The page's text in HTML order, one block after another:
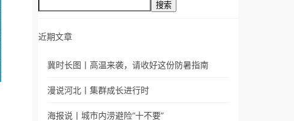
搜索
近期文章
冀时长图丨高温来袭，请收好这份防暑指南
漫说河北丨集群成长进行时
海报说丨城市内涝避险“十不要”